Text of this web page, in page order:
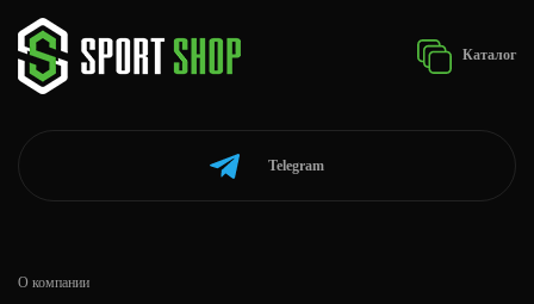
Каталог
Telegram
О компании